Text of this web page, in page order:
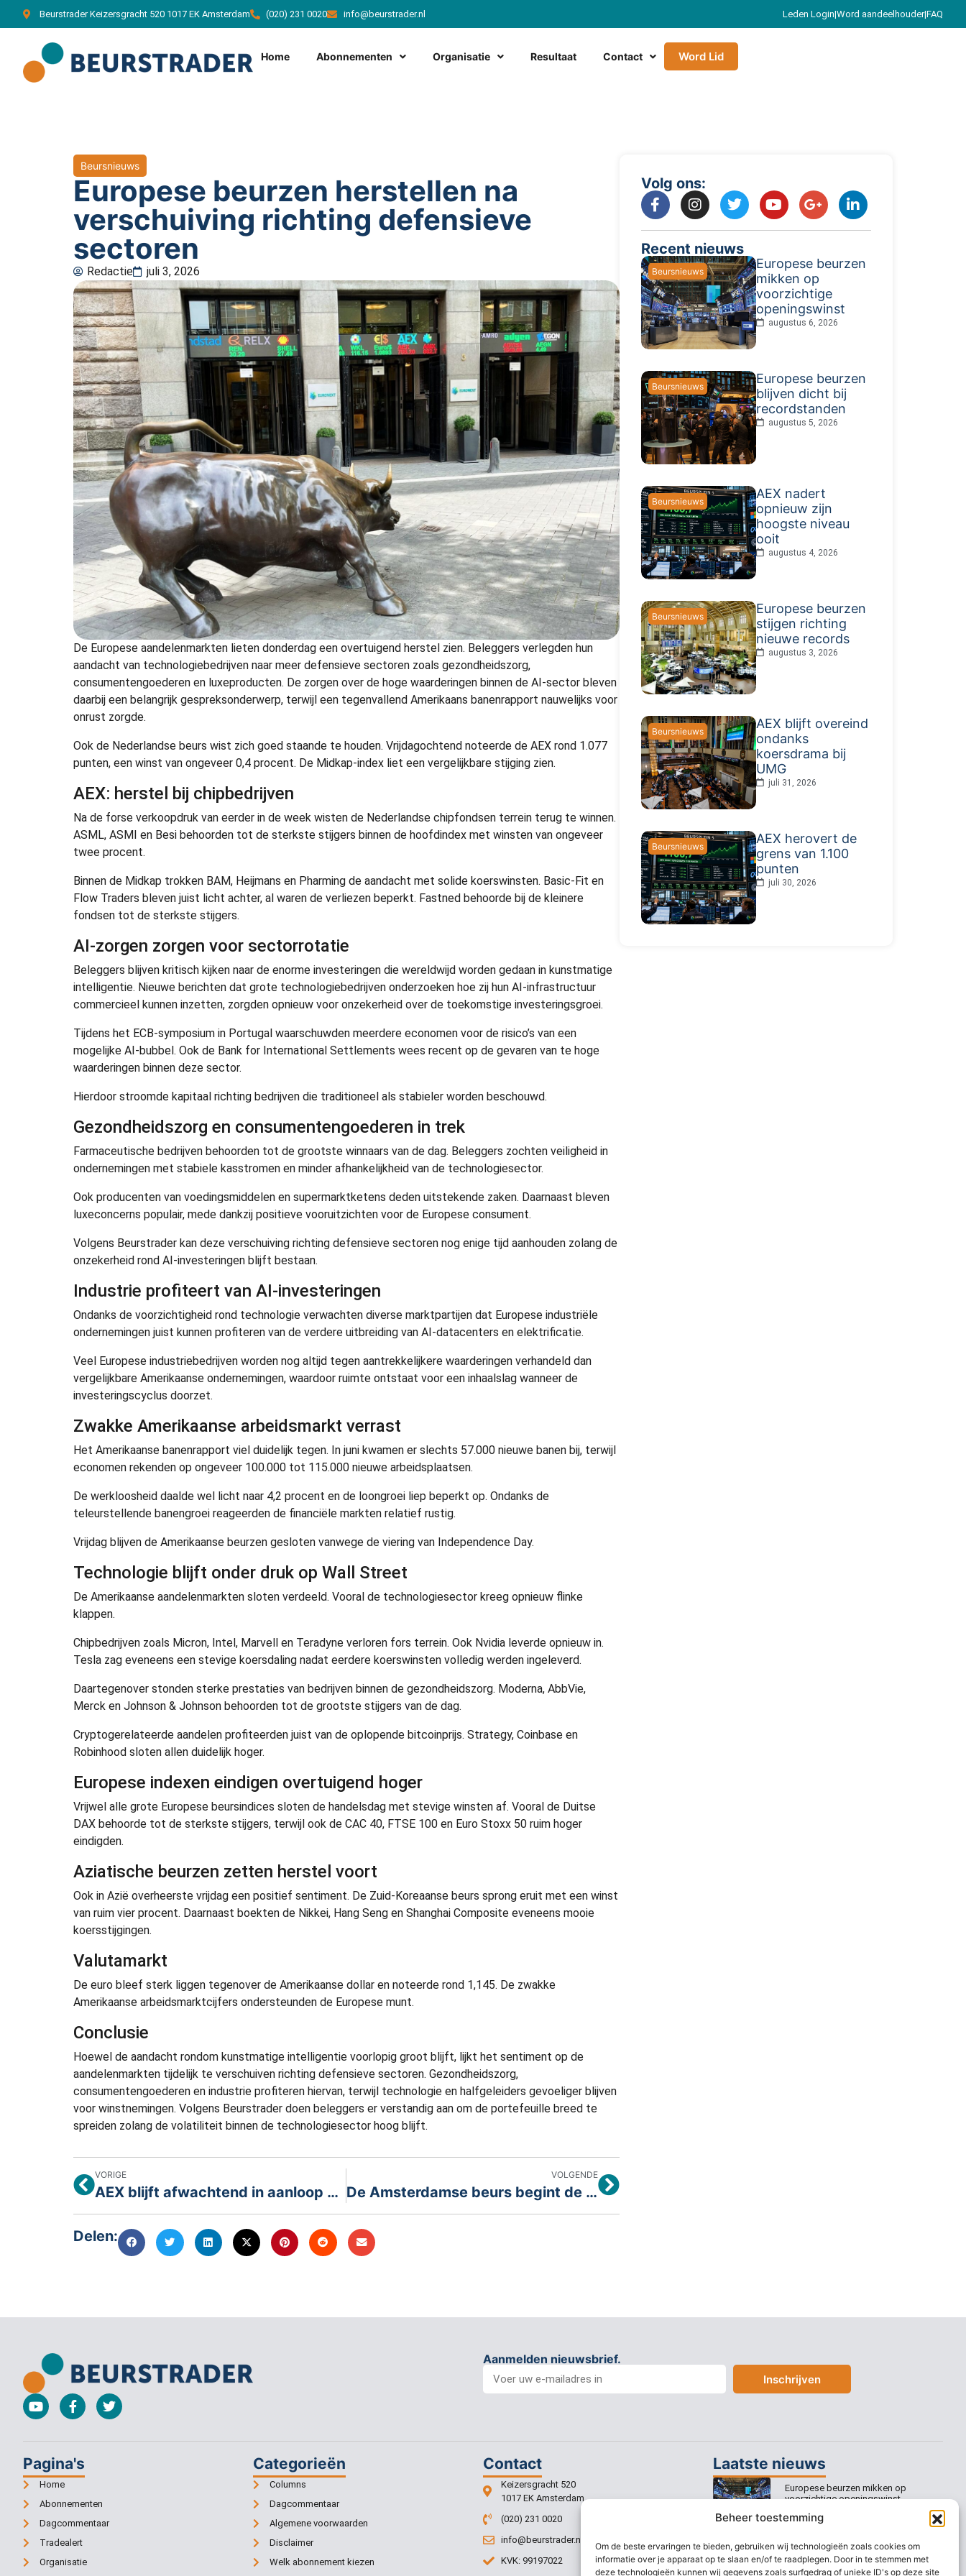
Beheer toestemming
Om de beste ervaringen te bieden, gebruiken wij technologieën zoals cookies om
informatie over je apparaat op te slaan en/of te raadplegen. Door in te stemmen met
deze technologieën kunnen wij gegevens zoals surfgedrag of unieke ID's op deze site
Beurstrader Keizersgracht 520 1017 EK Amsterdam (020) 231 0020 info@beurstrader.nl Leden Login|Word aandeelhouder|FAQ
Home Abonnementen Organisatie Resultaat Contact Word Lid
Beursnieuws
Europese beurzen herstellen na
verschuiving richting defensieve
sectoren
Redactie juli 3, 2026
De Europese aandelenmarkten lieten donderdag een overtuigend herstel zien. Beleggers verlegden hun
aandacht van technologiebedrijven naar meer defensieve sectoren zoals gezondheidszorg,
consumentengoederen en luxeproducten. De zorgen over de hoge waarderingen binnen de AI-sector bleven
daarbij een belangrijk gespreksonderwerp, terwijl een tegenvallend Amerikaans banenrapport nauwelijks voor
onrust zorgde.
Ook de Nederlandse beurs wist zich goed staande te houden. Vrijdagochtend noteerde de AEX rond 1.077
punten, een winst van ongeveer 0,4 procent. De Midkap-index liet een vergelijkbare stijging zien.
AEX: herstel bij chipbedrijven
Na de forse verkoopdruk van eerder in de week wisten de Nederlandse chipfondsen terrein terug te winnen.
ASML, ASMI en Besi behoorden tot de sterkste stijgers binnen de hoofdindex met winsten van ongeveer
twee procent.
Binnen de Midkap trokken BAM, Heijmans en Pharming de aandacht met solide koerswinsten. Basic-Fit en
Flow Traders bleven juist licht achter, al waren de verliezen beperkt. Fastned behoorde bij de kleinere
fondsen tot de sterkste stijgers.
AI-zorgen zorgen voor sectorrotatie
Beleggers blijven kritisch kijken naar de enorme investeringen die wereldwijd worden gedaan in kunstmatige
intelligentie. Nieuwe berichten dat grote technologiebedrijven onderzoeken hoe zij hun AI-infrastructuur
commercieel kunnen inzetten, zorgden opnieuw voor onzekerheid over de toekomstige investeringsgroei.
Tijdens het ECB-symposium in Portugal waarschuwden meerdere economen voor de risico’s van een
mogelijke AI-bubbel. Ook de Bank for International Settlements wees recent op de gevaren van te hoge
waarderingen binnen deze sector.
Hierdoor stroomde kapitaal richting bedrijven die traditioneel als stabieler worden beschouwd.
Gezondheidszorg en consumentengoederen in trek
Farmaceutische bedrijven behoorden tot de grootste winnaars van de dag. Beleggers zochten veiligheid in
ondernemingen met stabiele kasstromen en minder afhankelijkheid van de technologiesector.
Ook producenten van voedingsmiddelen en supermarktketens deden uitstekende zaken. Daarnaast bleven
luxeconcerns populair, mede dankzij positieve vooruitzichten voor de Europese consument.
Volgens Beurstrader kan deze verschuiving richting defensieve sectoren nog enige tijd aanhouden zolang de
onzekerheid rond AI-investeringen blijft bestaan.
Industrie profiteert van AI-investeringen
Ondanks de voorzichtigheid rond technologie verwachten diverse marktpartijen dat Europese industriële
ondernemingen juist kunnen profiteren van de verdere uitbreiding van AI-datacenters en elektrificatie.
Veel Europese industriebedrijven worden nog altijd tegen aantrekkelijkere waarderingen verhandeld dan
vergelijkbare Amerikaanse ondernemingen, waardoor ruimte ontstaat voor een inhaalslag wanneer de
investeringscyclus doorzet.
Zwakke Amerikaanse arbeidsmarkt verrast
Het Amerikaanse banenrapport viel duidelijk tegen. In juni kwamen er slechts 57.000 nieuwe banen bij, terwijl
economen rekenden op ongeveer 100.000 tot 115.000 nieuwe arbeidsplaatsen.
De werkloosheid daalde wel licht naar 4,2 procent en de loongroei liep beperkt op. Ondanks de
teleurstellende banengroei reageerden de financiële markten relatief rustig.
Vrijdag blijven de Amerikaanse beurzen gesloten vanwege de viering van Independence Day.
Technologie blijft onder druk op Wall Street
De Amerikaanse aandelenmarkten sloten verdeeld. Vooral de technologiesector kreeg opnieuw flinke
klappen.
Chipbedrijven zoals Micron, Intel, Marvell en Teradyne verloren fors terrein. Ook Nvidia leverde opnieuw in.
Tesla zag eveneens een stevige koersdaling nadat eerdere koerswinsten volledig werden ingeleverd.
Daartegenover stonden sterke prestaties van bedrijven binnen de gezondheidszorg. Moderna, AbbVie,
Merck en Johnson & Johnson behoorden tot de grootste stijgers van de dag.
Cryptogerelateerde aandelen profiteerden juist van de oplopende bitcoinprijs. Strategy, Coinbase en
Robinhood sloten allen duidelijk hoger.
Europese indexen eindigen overtuigend hoger
Vrijwel alle grote Europese beursindices sloten de handelsdag met stevige winsten af. Vooral de Duitse
DAX behoorde tot de sterkste stijgers, terwijl ook de CAC 40, FTSE 100 en Euro Stoxx 50 ruim hoger
eindigden.
Aziatische beurzen zetten herstel voort
Ook in Azië overheerste vrijdag een positief sentiment. De Zuid-Koreaanse beurs sprong eruit met een winst
van ruim vier procent. Daarnaast boekten de Nikkei, Hang Seng en Shanghai Composite eveneens mooie
koersstijgingen.
Valutamarkt
De euro bleef sterk liggen tegenover de Amerikaanse dollar en noteerde rond 1,145. De zwakke
Amerikaanse arbeidsmarktcijfers ondersteunden de Europese munt.
Conclusie
Hoewel de aandacht rondom kunstmatige intelligentie voorlopig groot blijft, lijkt het sentiment op de
aandelenmarkten tijdelijk te verschuiven richting defensieve sectoren. Gezondheidszorg,
consumentengoederen en industrie profiteren hiervan, terwijl technologie en halfgeleiders gevoeliger blijven
voor winstnemingen. Volgens Beurstrader doen beleggers er verstandig aan om de portefeuille breed te
spreiden zolang de volatiliteit binnen de technologiesector hoog blijft.
VORIGE
AEX blijft afwachtend in aanloop naar belangrijk Amerikaans banenrapport
VOLGENDE
De Amsterdamse beurs begint de handelsweek naar verwachting licht lager; Europese beurzen openen verdeeld
Delen:
Volg ons:
Recent nieuws
Beursnieuws
Europese beurzen
mikken op
voorzichtige
openingswinst
augustus 6, 2026
Beursnieuws
Europese beurzen
blijven dicht bij
recordstanden
augustus 5, 2026
Beursnieuws
AEX nadert
opnieuw zijn
hoogste niveau
ooit
augustus 4, 2026
Beursnieuws
Europese beurzen
stijgen richting
nieuwe records
augustus 3, 2026
Beursnieuws
AEX blijft overeind
ondanks
koersdrama bij
UMG
juli 31, 2026
Beursnieuws
AEX herovert de
grens van 1.100
punten
juli 30, 2026
Aanmelden nieuwsbrief.
Inschrijven
Pagina's
Home
Abonnementen
Dagcommentaar
Tradealert
Organisatie
Categorieën
Columns
Dagcommentaar
Algemene voorwaarden
Disclaimer
Welk abonnement kiezen
Contact
Keizersgracht 520
1017 EK Amsterdam
(020) 231 0020
info@beurstrader.nl
KVK: 99197022
Laatste nieuws
Europese beurzen mikken op
voorzichtige openingswinst
Europese beurzen blijven dicht bij
AEX nadert opnieuw zijn hoogste